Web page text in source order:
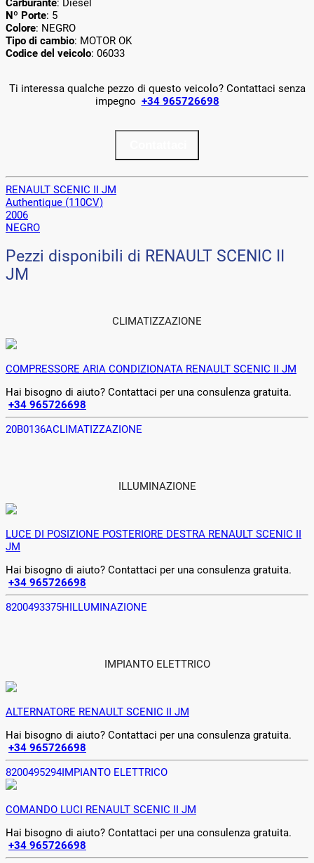
Carburante: Diesel
Nº Porte: 5
Colore: NEGRO
Tipo di cambio: MOTOR OK
Codice del veicolo: 06033
Ti interessa qualche pezzo di questo veicolo? Contattaci senza
impegno +34 965726698
RENAULT SCENIC II JM
Authentique (110CV)
2006
NEGRO
Pezzi disponibili di RENAULT SCENIC II
JM
CLIMATIZZAZIONE
COMPRESSORE ARIA CONDIZIONATA RENAULT SCENIC II JM
Hai bisogno di aiuto? Contattaci per una consulenza gratuita.
+34 965726698
20B0136ACLIMATIZZAZIONE
ILLUMINAZIONE
LUCE DI POSIZIONE POSTERIORE DESTRA RENAULT SCENIC II
JM
Hai bisogno di aiuto? Contattaci per una consulenza gratuita.
+34 965726698
8200493375H ILLUMINAZIONE
IMPIANTO ELETTRICO
ALTERNATORE RENAULT SCENIC II JM
Hai bisogno di aiuto? Contattaci per una consulenza gratuita.
+34 965726698
8200495294IMPIANTO ELETTRICO
COMANDO LUCI RENAULT SCENIC II JM
Hai bisogno di aiuto? Contattaci per una consulenza gratuita.
+34 965726698